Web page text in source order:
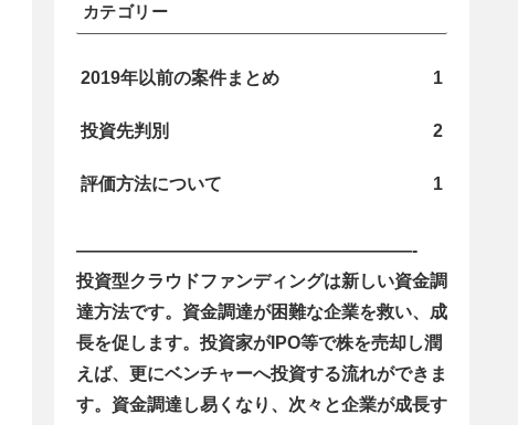
カテゴリー
2019年以前の案件まとめ 1
投資先判別 2
評価方法について 1
———————————————————-
投資型クラウドファンディングは新しい資金調
達方法です。資金調達が困難な企業を救い、成
長を促します。投資家がIPO等で株を売却し潤
えば、更にベンチャーへ投資する流れができま
す。資金調達し易くなり、次々と企業が成長す